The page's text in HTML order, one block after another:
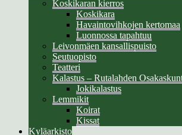
Koskikaran kierros
Koskikara
Havaintovihkojen kertomaa
Luonnossa tapahtuu
Leivonmäen kansallispuisto
Seutuopisto
Teatteri
Kalastus – Rutalahden
Jokikalastus
Lemmikit
Koirat
Kissat
Kyläarkisto